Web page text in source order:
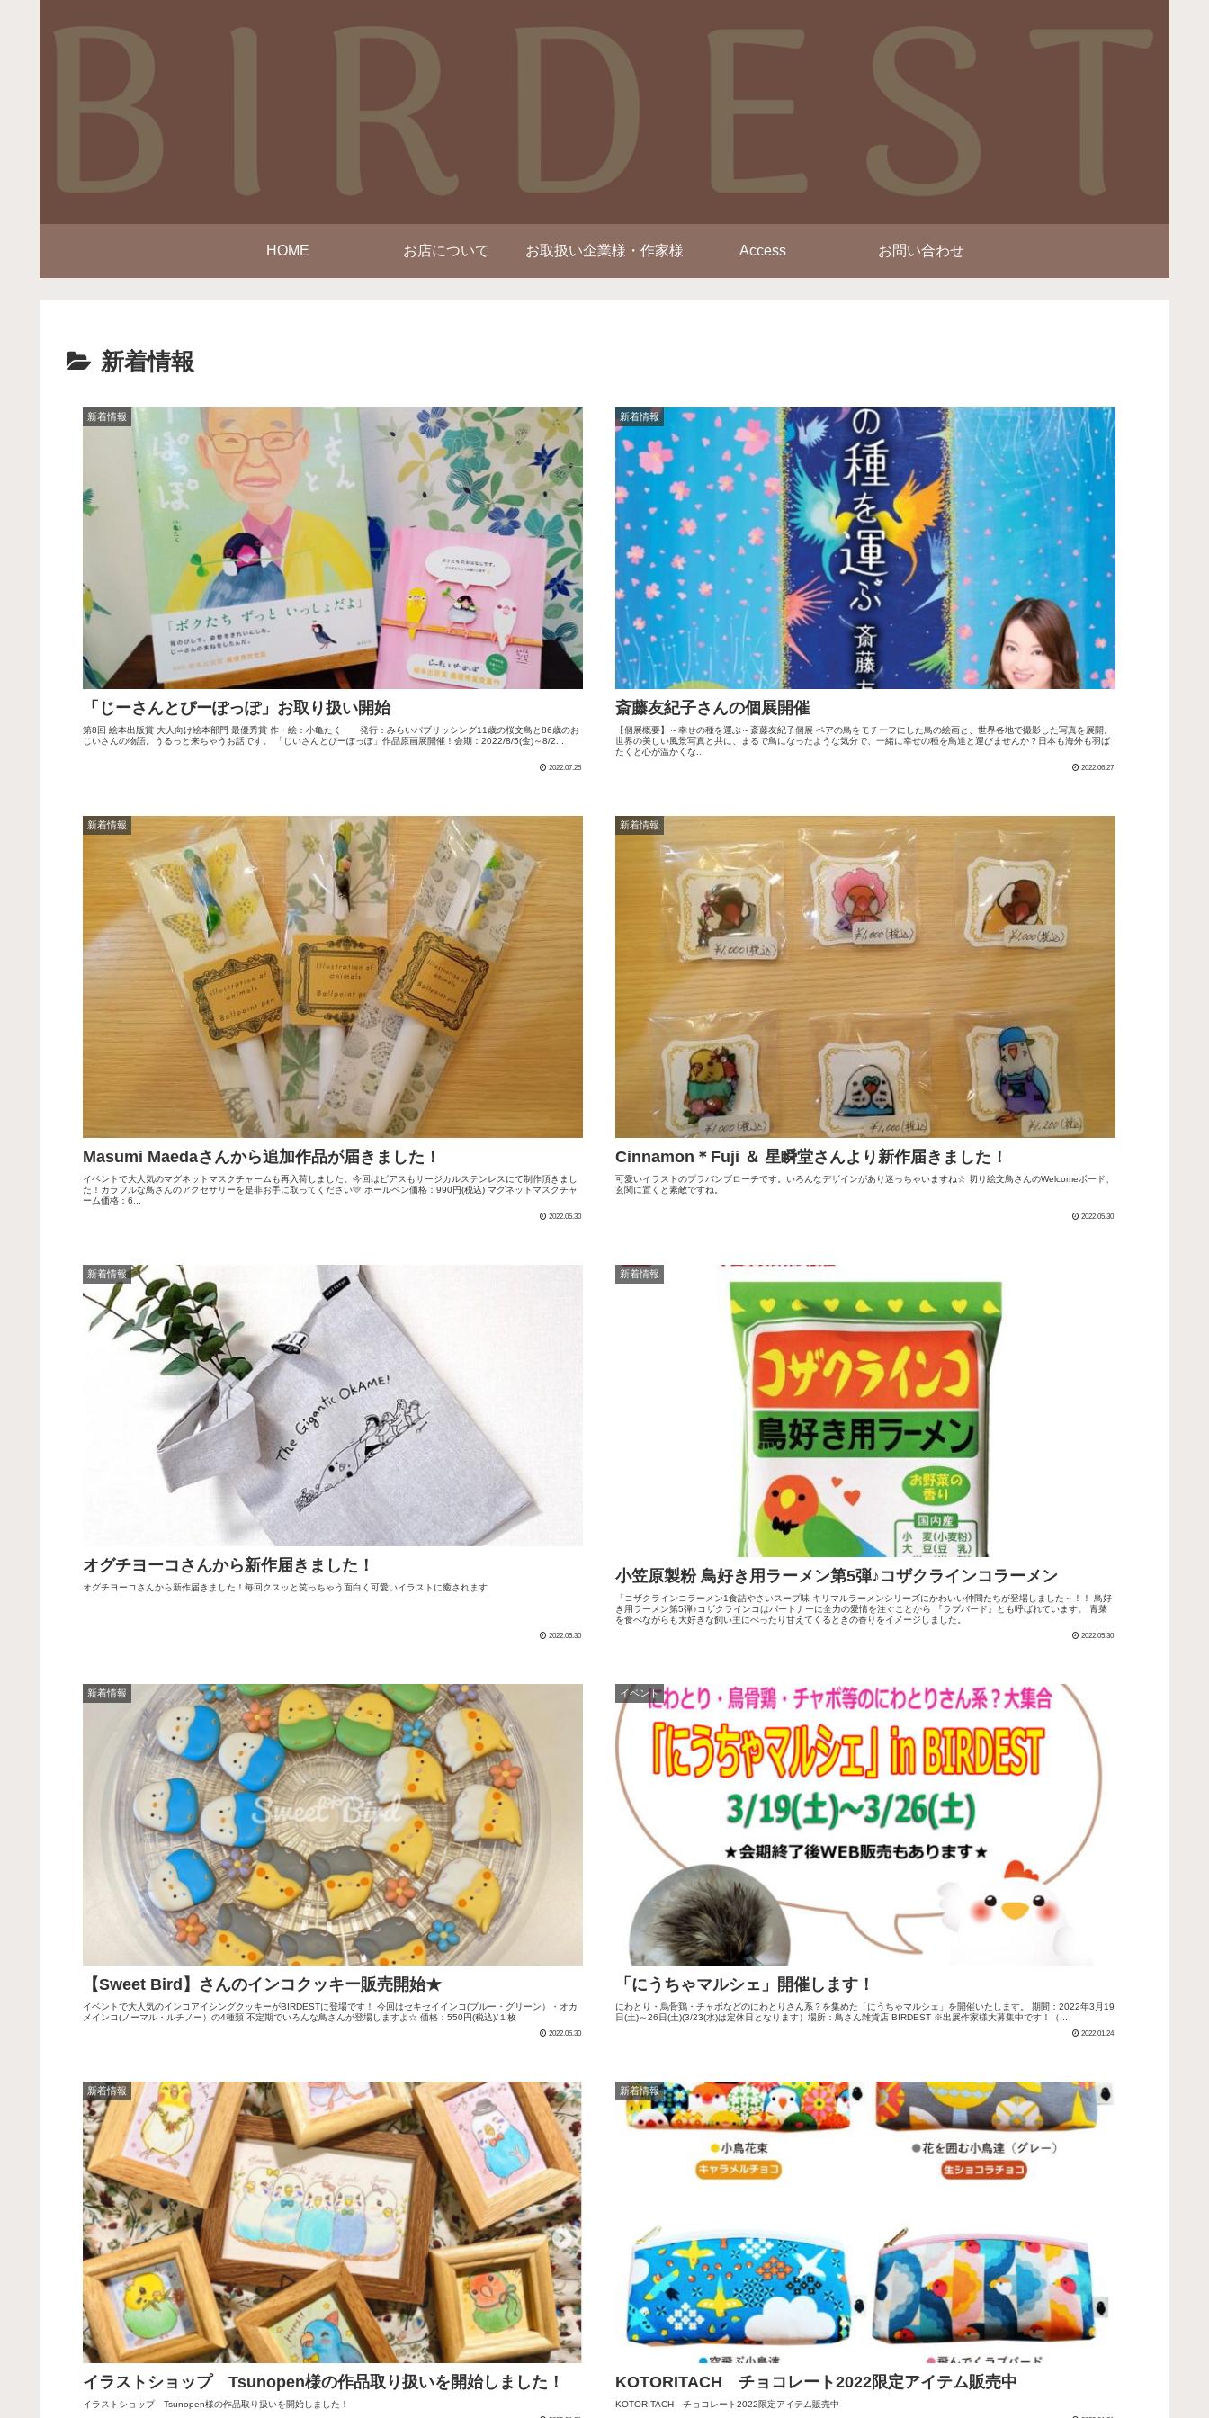
HOME お店について お取扱い企業様・作家様 Access お問い合わせ
新着情報
新着情報
「じーさんとぴーぽっぽ」お取り扱い開始
第8回 絵本出版賞 大人向け絵本部門 最優秀賞 作・絵：小亀たく 発行：みらいパブリッシング11歳の桜文鳥と86歳のお
じいさんの物語。うるっと来ちゃうお話です。 「じいさんとぴーぽっぽ」作品原画展開催！会期：2022/8/5(金)～8/2...
2022.07.25
新着情報
斎藤友紀子さんの個展開催
【個展概要】～幸せの種を運ぶ～斎藤友紀子個展 ペアの鳥をモチーフにした鳥の絵画と、世界各地で撮影した写真を展開。
世界の美しい風景写真と共に、まるで鳥になったような気分で、一緒に幸せの種を鳥達と運びませんか？日本も海外も羽ば
たくと心が温かくな...
2022.06.27
新着情報
Masumi Maedaさんから追加作品が届きました！
イベントで大人気のマグネットマスクチャームも再入荷しました。今回はピアスもサージカルステンレスにて制作頂きまし
た！カラフルな鳥さんのアクセサリーを是非お手に取ってください💛 ボールペン価格：990円(税込) マグネットマスクチャ
ーム価格：6...
2022.05.30
新着情報
Cinnamon＊Fuji ＆ 星瞬堂さんより新作届きました！
可愛いイラストのプラバンブローチです。いろんなデザインがあり迷っちゃいますね☆ 切り絵文鳥さんのWelcomeボード、
玄関に置くと素敵ですね。
2022.05.30
新着情報
オグチヨーコさんから新作届きました！
オグチヨーコさんから新作届きました！毎回クスッと笑っちゃう面白く可愛いイラストに癒されます
2022.05.30
新着情報
小笠原製粉 鳥好き用ラーメン第5弾♪コザクラインコラーメン
「コザクラインコラーメン1食詰やさいスープ味 キリマルラーメンシリーズにかわいい仲間たちが登場しました～！！ 鳥好
き用ラーメン第5弾♪コザクラインコはパートナーに全力の愛情を注ぐことから 『ラブバード』とも呼ばれています。 青菜
を食べながらも大好きな飼い主にべったり甘えてくるときの香りをイメージしました。
2022.05.30
新着情報
【Sweet Bird】さんのインコクッキー販売開始★
イベントで大人気のインコアイシングクッキーがBIRDESTに登場です！ 今回はセキセイインコ(ブルー・グリーン）・オカ
メインコ(ノーマル・ルチノー）の4種類 不定期でいろんな鳥さんが登場しますよ☆ 価格：550円(税込)/１枚
2022.05.30
イベント
「にうちゃマルシェ」開催します！
にわとり・烏骨鶏・チャボなどのにわとりさん系？を集めた「にうちゃマルシェ」を開催いたします。 期間：2022年3月19
日(土)～26日(土)(3/23(水)は定休日となります）場所：鳥さん雑貨店 BIRDEST ※出展作家様大募集中です！（...
2022.01.24
新着情報
イラストショップ Tsunopen様の作品取り扱いを開始しました！
イラストショップ Tsunopen様の作品取り扱いを開始しました！
新着情報
KOTORITACH チョコレート2022限定アイテム販売中
KOTORITACH チョコレート2022限定アイテム販売中